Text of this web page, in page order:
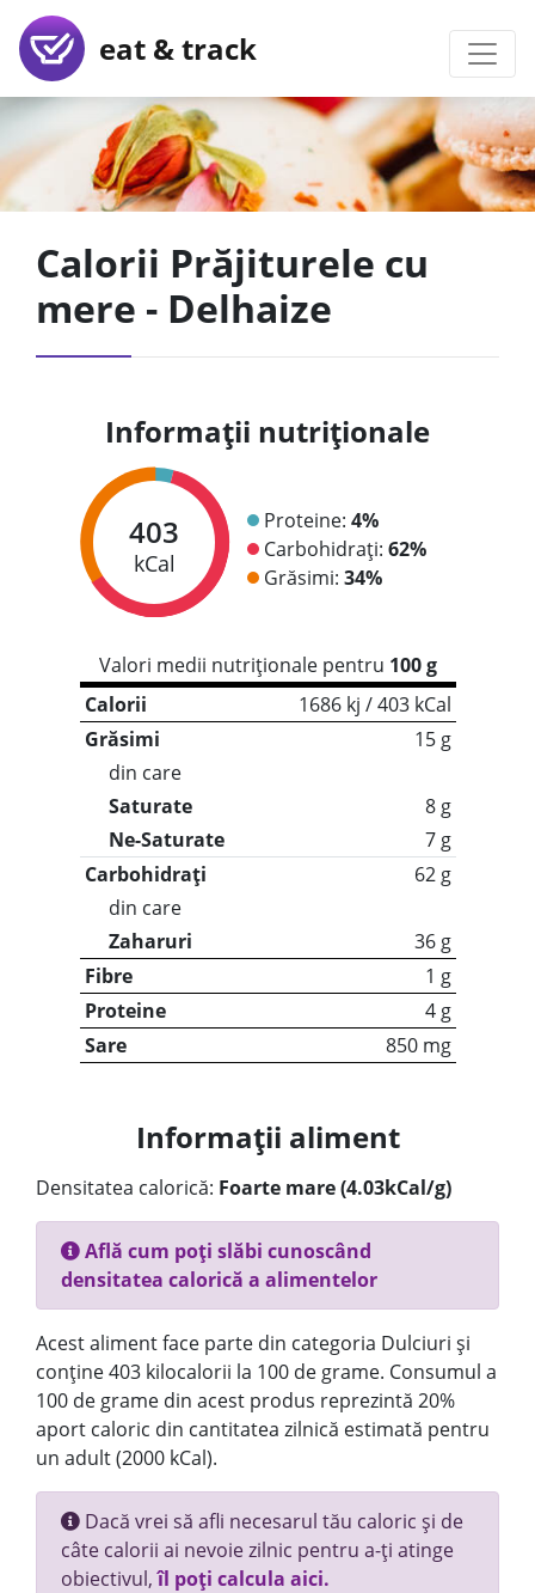
eat & track
Calorii Prăjiturele cu
mere - Delhaize
Informații nutriționale
403
kCal
Proteine: 4%
Carbohidrați: 62%
Grăsimi: 34%
Valori medii nutriționale pentru 100 g
Calorii
1686 kj / 403 kCal
Grăsimi
15 g
din care
Saturate
8 g
Ne-Saturate
7 g
Carbohidrați
62 g
din care
Zaharuri
36 g
Fibre
1 g
Proteine
4 g
Sare
850 mg
Informații aliment
Densitatea calorică: Foarte mare (4.03kCal/g)
Află cum poți slăbi cunoscând
densitatea calorică a alimentelor
Acest aliment face parte din categoria Dulciuri și
conține 403 kilocalorii la 100 de grame. Consumul a
100 de grame din acest produs reprezintă 20%
aport caloric din cantitatea zilnică estimată pentru
un adult (2000 kCal).
Dacă vrei să afli necesarul tău caloric și de
câte calorii ai nevoie zilnic pentru a-ți atinge
obiectivul,îl poți calcula aici.